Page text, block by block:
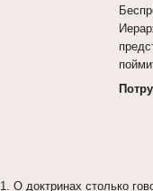
1. О доктринах столько